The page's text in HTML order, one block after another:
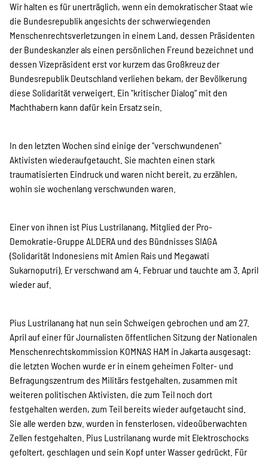
Wir halten es für unerträglich, wenn ein demokratischer Staat wie
die Bundesrepublik angesichts der schwerwiegenden
Menschenrechtsverletzungen in einem Land, dessen Präsidenten
der Bundeskanzler als einen persönlichen Freund bezeichnet und
dessen Vizepräsident erst vor kurzem das Großkreuz der
Bundesrepublik Deutschland verliehen bekam, der Bevölkerung
diese Solidarität verweigert. Ein "kritischer Dialog" mit den
Machthabern kann dafür kein Ersatz sein.
In den letzten Wochen sind einige der "verschwundenen"
Aktivisten wiederaufgetaucht. Sie machten einen stark
traumatisierten Eindruck und waren nicht bereit, zu erzählen,
wohin sie wochenlang verschwunden waren.
Einer von ihnen ist Pius Lustrilanang, Mitglied der Pro-
Demokratie-Gruppe ALDERA und des Bündnisses SIAGA
(Solidarität Indonesiens mit Amien Rais und Megawati
Sukarnoputri). Er verschwand am 4. Februar und tauchte am 3. April
wieder auf.
Pius Lustrilanang hat nun sein Schweigen gebrochen und am 27.
April auf einer für Journalisten öffentlichen Sitzung der Nationalen
Menschenrechtskommission KOMNAS HAM in Jakarta ausgesagt:
die letzten Wochen wurde er in einem geheimen Folter- und
Befragungszentrum des Militärs festgehalten, zusammen mit
weiteren politischen Aktivisten, die zum Teil noch dort
festgehalten werden, zum Teil bereits wieder aufgetaucht sind.
Sie alle werden bzw. wurden in fensterlosen, videoüberwachten
Zellen festgehalten. Pius Lustrilanang wurde mit Elektroschocks
gefoltert, geschlagen und sein Kopf unter Wasser gedrückt. Für